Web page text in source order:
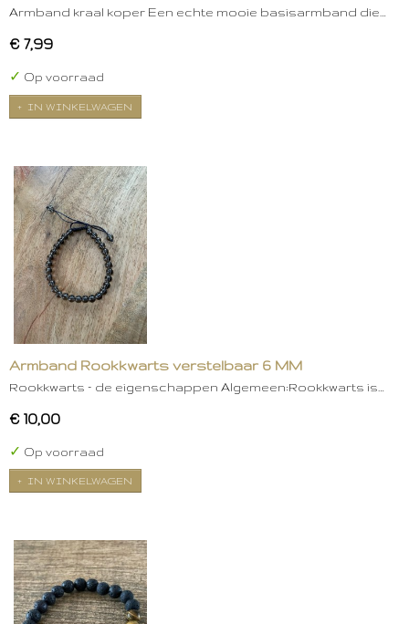
Armband kraal koper Een echte mooie basisarmband die…
€ 7,99
✓ Op voorraad
IN WINKELWAGEN
Armband Rookkwarts verstelbaar 6 MM
Rookkwarts – de eigenschappen Algemeen:Rookkwarts is…
€ 10,00
✓ Op voorraad
IN WINKELWAGEN